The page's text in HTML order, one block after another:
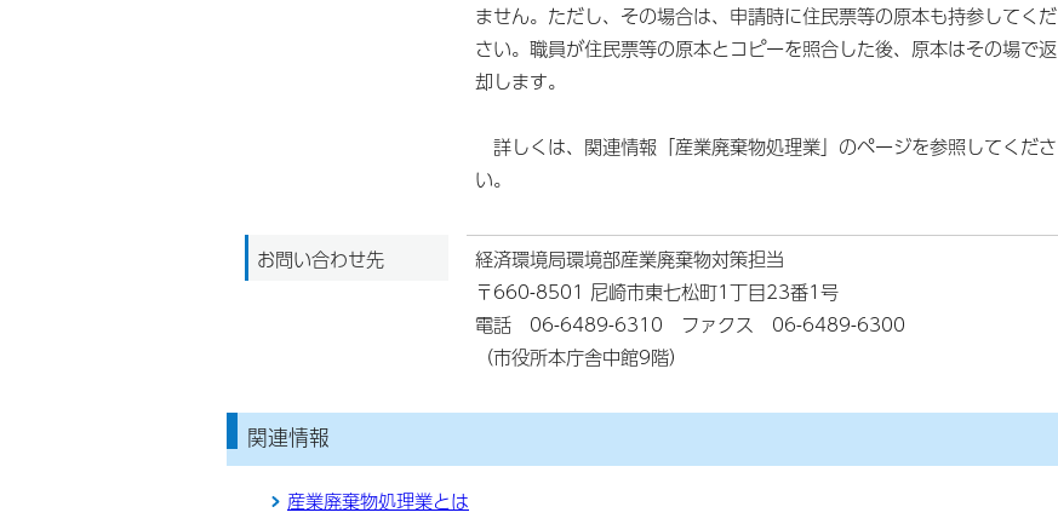
ません。ただし、その場合は、申請時に住民票等の原本も持参してくだ
さい。職員が住民票等の原本とコピーを照合した後、原本はその場で返
却します。
詳しくは、関連情報「産業廃棄物処理業」のページを参照してくださ
い。
お問い合わせ先
経済環境局環境部産業廃棄物対策担当
〒660-8501 尼崎市東七松町1丁目23番1号
電話 06-6489-6310 ファクス 06-6489-6300
（市役所本庁舎中館9階）
関連情報
産業廃棄物処理業とは